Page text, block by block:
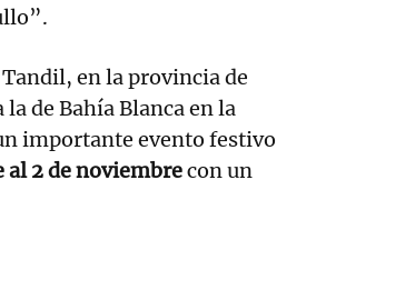
en la provincia de
de Bahía Blanca en la
importante evento festivo
al 2 de noviembrecon un